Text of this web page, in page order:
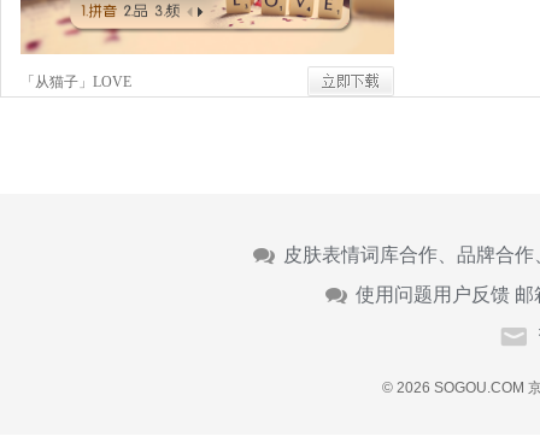
「从猫子」LOVE
皮肤表情词库合作、品牌合
使用问题用户反馈 邮
© 2026 SOGOU.COM